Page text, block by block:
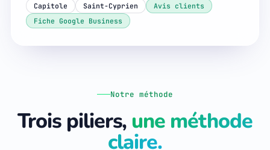
Capitole Saint-Cyprien
Avis clients
Fiche Google Business
Notre méthode
Trois piliers,une méthode
claire.